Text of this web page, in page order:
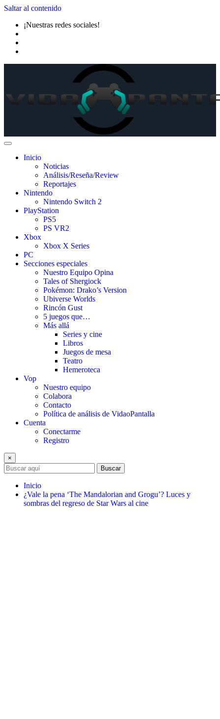
Saltar al contenido
¡Nuestras redes sociales!
Inicio
Noticias
Análisis/Reseña/Review
Reportajes
Nintendo
Nintendo Switch 2
PlayStation
PS5
PS VR2
Xbox
Xbox X Series
PC
Secciones especiales
Nuestro Equipo Opina
Tales of Shergiock
Pokémon: Drako’s Version
Ubiverse Worlds
Rincón Gust
5 juegos que…
Más allá
Series y cine
Libros
Juegos de mesa
Teatro
Hemeroteca
Vop
Nuestro equipo
Colabora
Contacto
Política de análisis de VidaoPantalla
Cuenta
Conectarme
Registro
×
Buscar
Inicio
¿Vale la pena ‘The Mandalorian and Grogu’? Luces y
sombras del regreso de Star Wars al cine